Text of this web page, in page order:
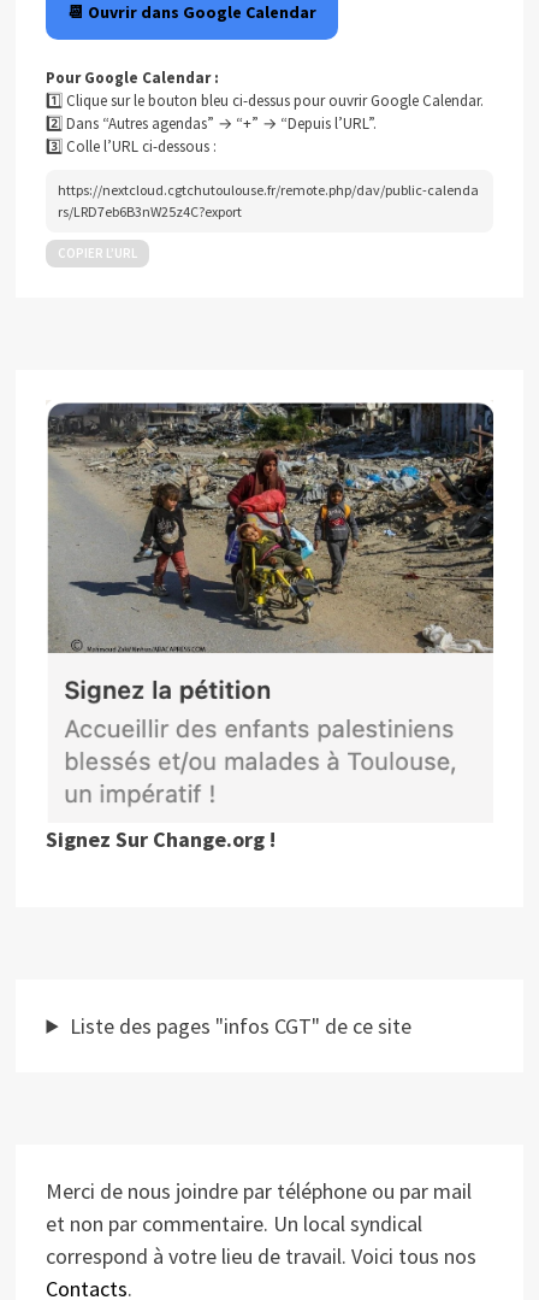
📆 Ouvrir dans Google Calendar
Pour Google Calendar :
1️⃣ Clique sur le bouton bleu ci-dessus pour ouvrir Google Calendar.
2️⃣ Dans “Autres agendas” → “+” → “Depuis l’URL”.
3️⃣ Colle l’URL ci-dessous :
https://nextcloud.cgtchutoulouse.fr/remote.php/dav/public-calenda
rs/LRD7eb6B3nW25z4C?export
COPIER L’URL
Signez Sur Change.org !
Liste des pages "infos CGT" de ce site
Merci de nous joindre par téléphone ou par mail
et non par commentaire. Un local syndical
correspond à votre lieu de travail. Voici tous nos
Contacts.